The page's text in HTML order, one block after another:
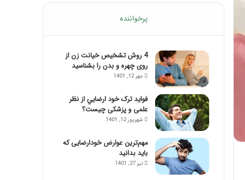
پرخواننده
4 روش تشخیص خیانت زن از
روی چهره و بدن را بشناسید
مهر 12, 1401
فواید ترک خود ارضايي از نظر
علمی و پزشکی چیست؟
شهریور 12, 1401
مهم‌ترین عوارض خودارضایی که
باید بدانید
تیر 27, 1401